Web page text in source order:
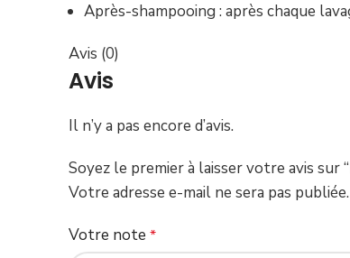
Après-shampooing : après chaque
Avis (0)
Avis
Il n’y a pas encore d’avis.
Soyez le premier à laisser votre avis
Votre adresse e-mail ne sera pas publiée.
Votre note *